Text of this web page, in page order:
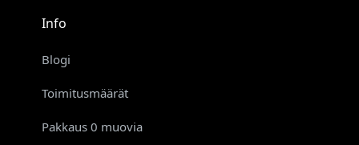
Info
Blogi
Toimitusmäärät
Pakkaus 0 muovia